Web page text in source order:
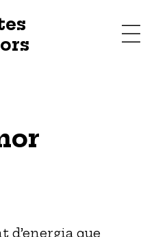
d’energia que